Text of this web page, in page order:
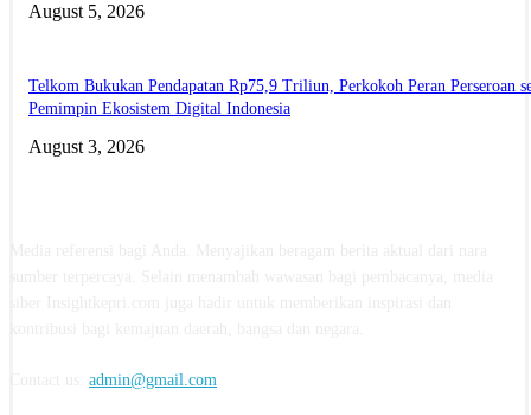
August 5, 2026
Telkom Bukukan Pendapatan Rp75,9 Triliun, Perkokoh Peran Perseroan
Pemimpin Ekosistem Digital Indonesia
August 3, 2026
admin@gmail.com